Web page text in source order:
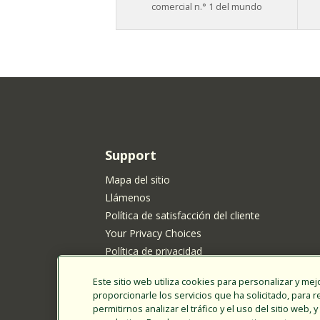
comercial n.° 1 del mundo
Support
Mapa del sitio
Llámenos
Política de satisfacción del cliente
Your Privacy Choices
Política de privacidad
Aviso de privacidad de Rain Bird para los
California
Este sitio web utiliza cookies para personalizar y
proporcionarle los servicios que ha solicitado, para
permitirnos analizar el tráfico y el uso del sitio web,